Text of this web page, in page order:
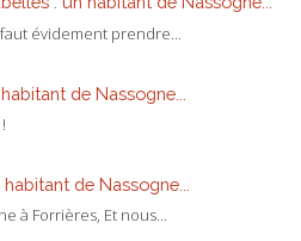
évidement prendre...
de Nassogne...
de Nassogne...
à Forrières, Et nous...